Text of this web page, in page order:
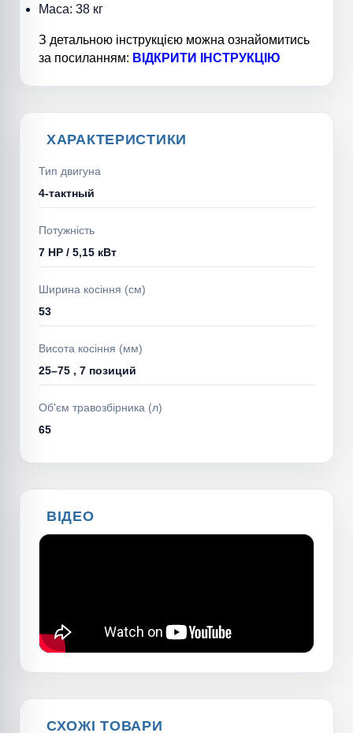
Маса: 38 кг
З детальною інструкцією можна ознайомитись
за посиланням: ВІДКРИТИ ІНСТРУКЦІЮ
ХАРАКТЕРИСТИКИ
Тип двигуна
4-тактный
Потужність
7 HP / 5,15 кВт
Ширина косіння (см)
53
Висота косіння (мм)
25–75 , 7 позиций
Об'єм травозбірника (л)
65
ВІДЕО
СХОЖІ ТОВАРИ